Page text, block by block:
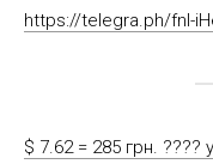
https://telegra.ph/fnl-
$ 7.62 = 285 грн. ????️